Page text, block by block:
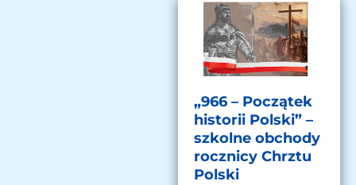
„966 – Początek
historii Polski” –
szkolne obchody
rocznicy Chrztu
Polski